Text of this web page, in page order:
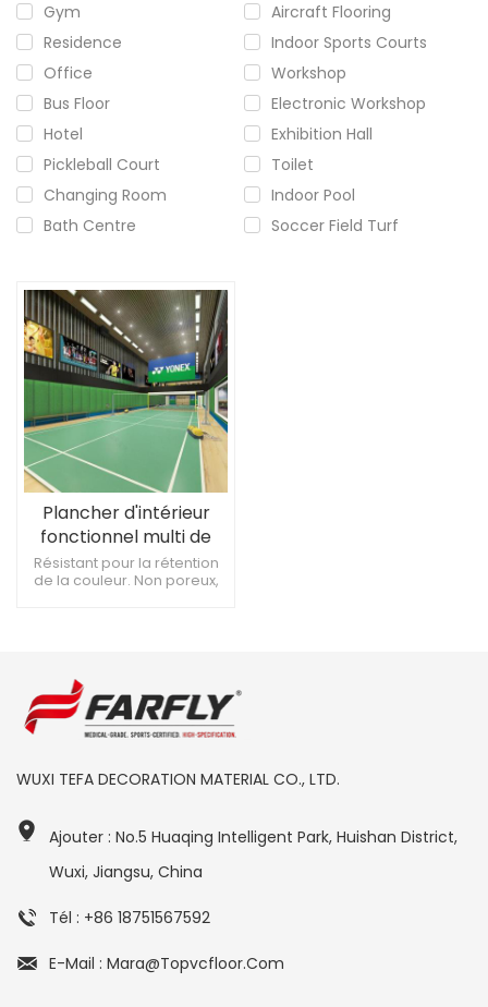
Gym
Aircraft Flooring
Residence
Indoor Sports Courts
Office
Workshop
Bus Floor
Electronic Workshop
Hotel
Exhibition Hall
Pickleball Court
Toilet
Changing Room
Indoor Pool
Bath Centre
Soccer Field Turf
Plancher d'intérieur
fonctionnel multi de
cour de Pickleball de la
maison 4.0mm
Résistant pour la rétention
de la couleur. Non poreux,
WUXI TEFA DECORATION MATERIAL CO., LTD.
Ajouter : No.5 Huaqing Intelligent Park, Huishan District,
Wuxi, Jiangsu, China
Tél : +86 18751567592
E-Mail : Mara@topvcfloor.com